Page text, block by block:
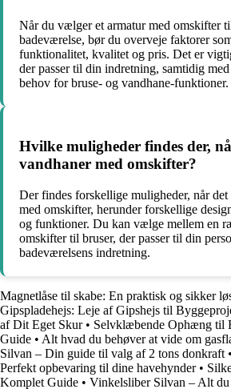
Når du vælger et armatur med omskifter
badeværelse, bør du overveje faktorer
funktionalitet, kvalitet og pris. Det er
der passer til din indretning, samtidig
behov for bruse- og vandhane-funktioner.
Hvilke muligheder findes der,
vandhaner med omskifter?
Der findes forskellige muligheder, når
med omskifter, herunder forskellige
og funktioner. Du kan vælge mellem en
omskifter til bruser, der passer til din
badeværelsens indretning.
Magnetlåse til skabe: En praktisk og sikker
Gipspladehejs: Leje af Gipshejs til
af Dit Eget Skur• Selvklæbende Ophæng til
Guide • Alt hvad du behøver at vide om
Silvan – Din guide til valg af 2 tons donkraft •
Perfekt opbevaring til dine havehynder•
Komplet Guide • Vinkelsliber Silvan – Alt